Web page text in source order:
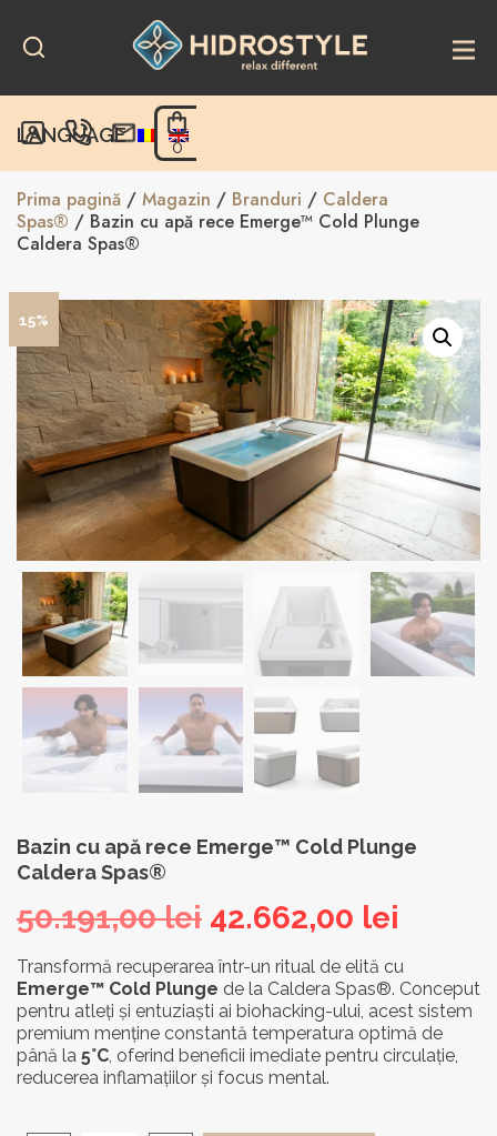
content
LANGUAGE
0
Prima pagină / Magazin / Branduri / Caldera
Spas® / Bazin cu apă rece Emerge™ Cold Plunge
Caldera Spas®
15%
Bazin cu apă rece Emerge™ Cold Plunge
Caldera Spas®
50.191,00lei Prețul
inițial
a
fost:
50.191,00 lei.
42.662,00 lei
curent
este:
Transformă recuperarea într-un ritual de elită cu
Emerge™ Cold Plunge de la Caldera Spas®. Conceput
pentru atleți și entuziaști ai biohacking-ului, acest sistem
premium menține constantă temperatura optimă de
până la 5°C , oferind beneficii imediate pentru circulație,
reducerea inflamațiilor și focus mental.